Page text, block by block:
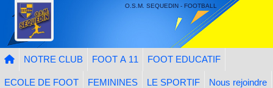
O.S.M. SEQUEDIN - FOOTBALL
NOTRE CLUB FOOT A 11 FOOT EDUCATIF
ECOLE DE FOOT FEMININES LE SPORTIF Nous rejoindre
Panneau de gestion des cookies